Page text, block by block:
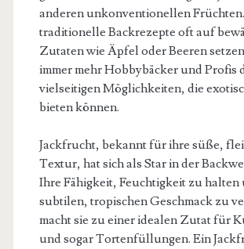
anderen unkonventionellen
traditionelle Backrezepte oft auf
Zutaten wie Äpfel oder Beeren
immer mehr Hobbybäcker und Profis
vielseitigen Möglichkeiten, die
bieten können.
Jackfrucht, bekannt für ihre süße,
Textur, hat sich als Star in der
Ihre Fähigkeit, Feuchtigkeit zu halten
subtilen, tropischen Geschmack zu
macht sie zu einer idealen Zutat für
und sogar Tortenfüllungen. Ein